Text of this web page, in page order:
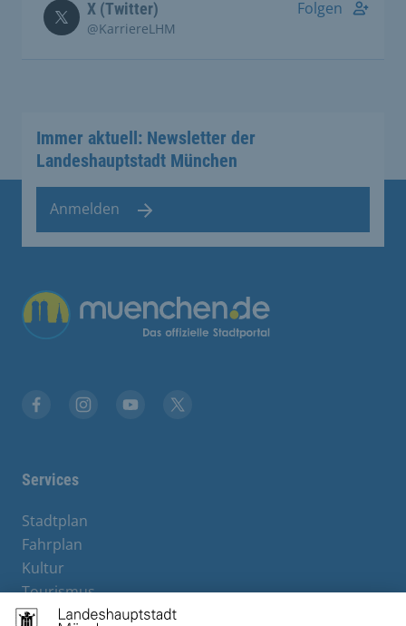
X (Twitter)
@KarriereLHM
Folgen
Immer aktuell: Newsletter der
Landeshauptstadt München
Anmelden
Services
Stadtplan
Fahrplan
Kultur
Tourismus
M-Strom